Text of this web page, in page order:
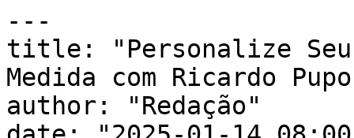
---
title: "Personalize Seu
Medida com Ricardo
author: "Redação"